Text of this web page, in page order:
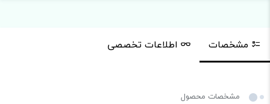
مشخصات اطلاعات تخصصی
مشخصات محصول